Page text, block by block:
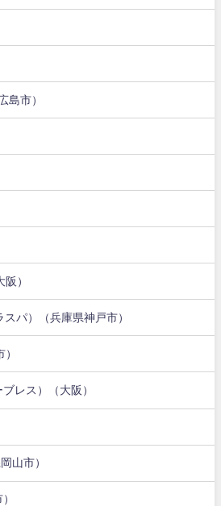
島市）
）
パ）（兵庫県神戸市）
レス）（大阪）
山市）